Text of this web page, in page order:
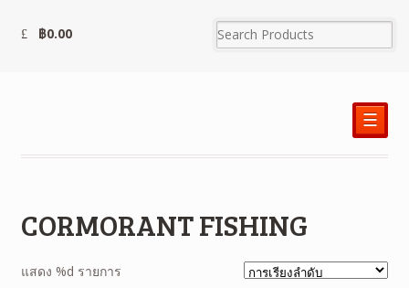
฿0.00
☰
CORMORANT FISHING
แสดง %d รายการ